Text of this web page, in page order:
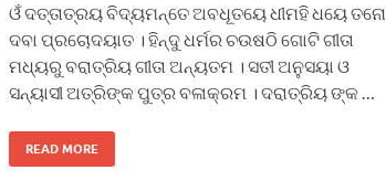
ଓଁ ଦତ୍ତାତ୍ରୟ ବିଦ୍ୟମନ୍ତେ ଅବଧୂତୟେ ଧୀମହି ଧୟେ ତନୋ
ଦବା ପ୍ରଚୋଦୟାତ । ହିନ୍ଦୁ ଧର୍ମର ଚଉଷଠି ଗୋଟି ଗୀତା
ମଧ୍ୟରୁ ବରାତ୍ରିୟ ଗୀତା ଅନ୍ୟତମ । ସତୀ ଅନୁସୟା ଓ
ସନ୍ୟାସୀ ଅତ୍ରିଙ୍କ ପୁତ୍ର ବଳାକ୍ରମ । ଦରାତ୍ରିୟ ଙ୍କ …
READ MORE